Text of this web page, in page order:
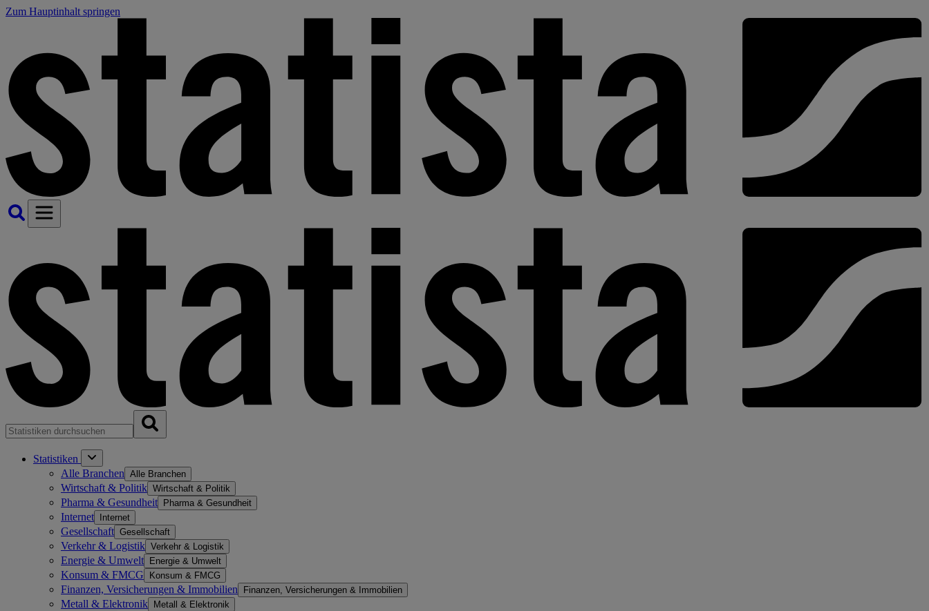
Zum Hauptinhalt springen
Statistiken
Alle Branchen Alle Branchen
Wirtschaft & Politik Wirtschaft & Politik
Pharma & Gesundheit Pharma & Gesundheit
Internet Internet
Gesellschaft Gesellschaft
Verkehr & Logistik Verkehr & Logistik
Energie & Umwelt Energie & Umwelt
Konsum & FMCG Konsum & FMCG
Finanzen, Versicherungen & Immobilien Finanzen, Versicherungen & Immobilien
Metall & Elektronik Metall & Elektronik